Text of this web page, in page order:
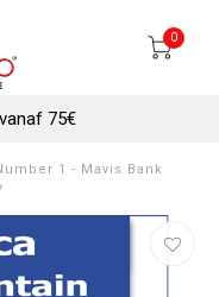
0
75€
1 - Mavis Bank